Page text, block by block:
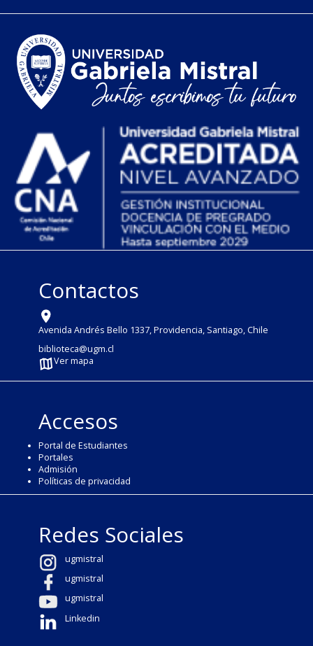
Contactos
Avenida Andrés Bello 1337, Providencia, Santiago, Chile
biblioteca@ugm.cl
Ver mapa
Accesos
Portal de Estudiantes
Portales
Admisión
Políticas de privacidad
Redes Sociales
ugmistral
ugmistral
ugmistral
Linkedin